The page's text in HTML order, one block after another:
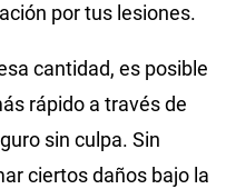
por tus lesiones.
cantidad, es posible
rápido a través de
sin culpa. Sin
ciertos daños bajo la